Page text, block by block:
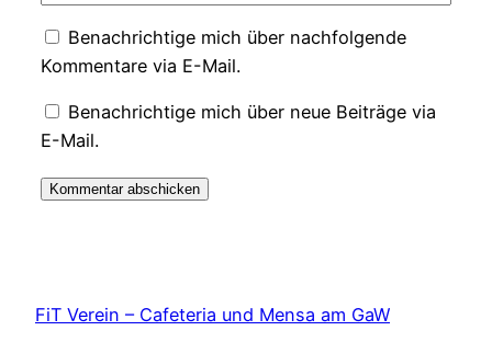
Benachrichtige mich über nachfolgende
Kommentare via E-Mail.
Benachrichtige mich über neue Beiträge via
E-Mail.
FiT Verein – Cafeteria und Mensa am GaW